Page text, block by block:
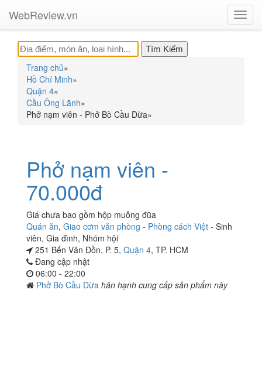
WebReview.vn
Trang chủ»
Hồ Chí Minh»
Quận 4»
Cầu Ông Lãnh»
Phở nạm viên - Phở Bò Cầu Dừa»
Phở nạm viên -
70.000đ
Giá chưa bao gồm hộp muỗng đũa
Quán ăn, Giao cơm văn phòng - Phòng cách Việt - Sinh
viên, Gia đình, Nhóm hội
251 Bến Vân Đồn, P. 5, Quận 4, TP. HCM
Đang cập nhật
06:00 - 22:00
Phở Bò Cầu Dừa hân hạnh cung cấp sản phẩm này